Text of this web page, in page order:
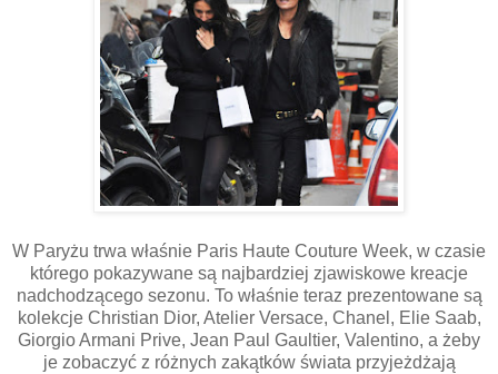
W Paryżu trwa właśnie Paris Haute Couture Week, w czasie
którego pokazywane są najbardziej zjawiskowe kreacje
nadchodzącego sezonu. To właśnie teraz prezentowane są
kolekcje Christian Dior, Atelier Versace, Chanel, Elie Saab,
Giorgio Armani Prive, Jean Paul Gaultier, Valentino, a żeby
je zobaczyć z różnych zakątków świata przyjeżdżają